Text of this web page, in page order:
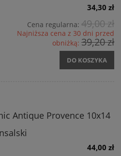
34,30 zł
Cena regularna: 49,00 zł
Najniższa cena z 30 dni przed
obniżką: 39,20 zł
DO KOSZYKA
Antique Provence 10x14
44,00 zł